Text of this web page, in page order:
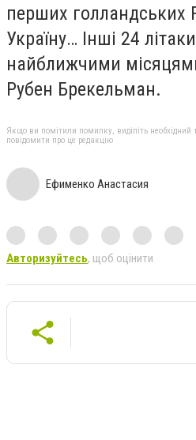
перших голландських
Україну… Інші 24
найближчими
Рубен Брекельман.
Якщо ви помітили помилку, виділіть необхідний
повідомити про це редакцію
Ефименко Анастасия
Авторизуйтесь, щоб оцінити